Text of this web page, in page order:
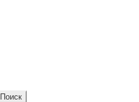
Поиск